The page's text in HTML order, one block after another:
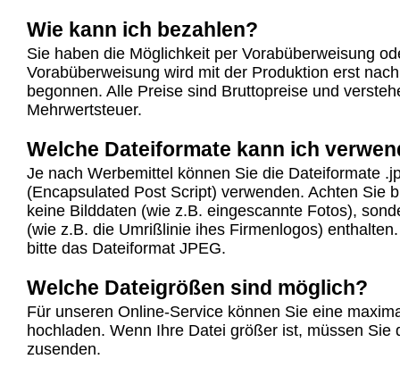
Wie kann ich bezahlen?
Sie haben die Möglichkeit per Vorabüberweisung
Vorabüberweisung wird mit der Produktion erst
begonnen. Alle Preise sind Bruttopreise und
Mehrwertsteuer.
Welche Dateiformate kann ich
Je nach Werbemittel können Sie die Dateiformate
(Encapsulated Post Script) verwenden. Achten Sie
keine Bilddaten (wie z.B. eingescannte Fotos),
(wie z.B. die Umrißlinie ihes Firmenlogos)
bitte das Dateiformat JPEG.
Welche Dateigrößen sind möglich?
Für unseren Online-Service können Sie eine
hochladen. Wenn Ihre Datei größer ist, müssen Sie
zusenden.